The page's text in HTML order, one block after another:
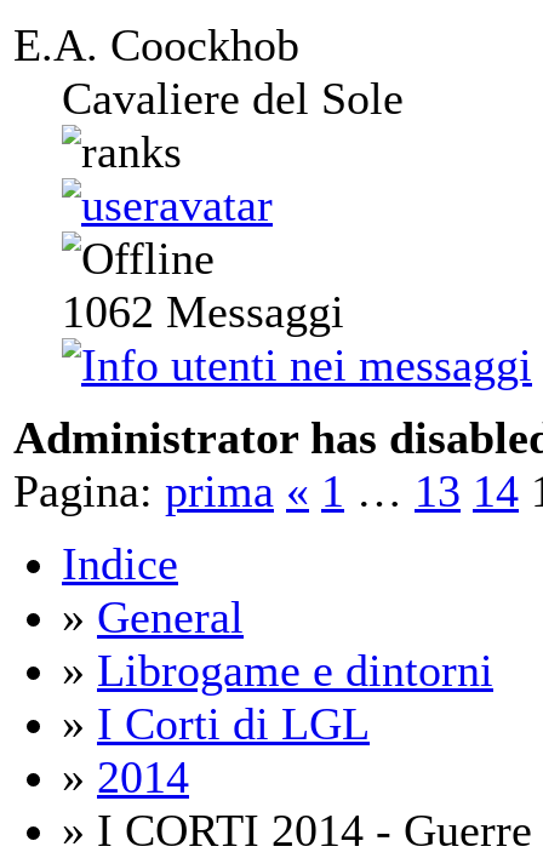
E.A. Coockhob
Cavaliere del Sole
1062 Messaggi
Administrator has
Pagina: prima « 1 … 13 14
Indice
» General
» Librogame e dintorni
» I Corti di LGL
» 2014
» I CORTI 2014 -